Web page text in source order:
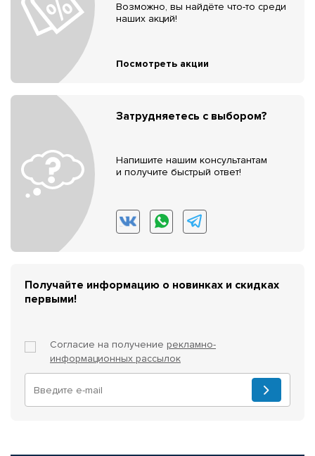
Возможно, вы найдёте что-то среди
наших акций!
Посмотреть акции
Затрудняетесь с выбором?
Напишите нашим консультантам
и получите быстрый ответ!
Получайте информацию о новинках и скидках
первыми!
Согласие на получение рекламно-
информационных рассылок